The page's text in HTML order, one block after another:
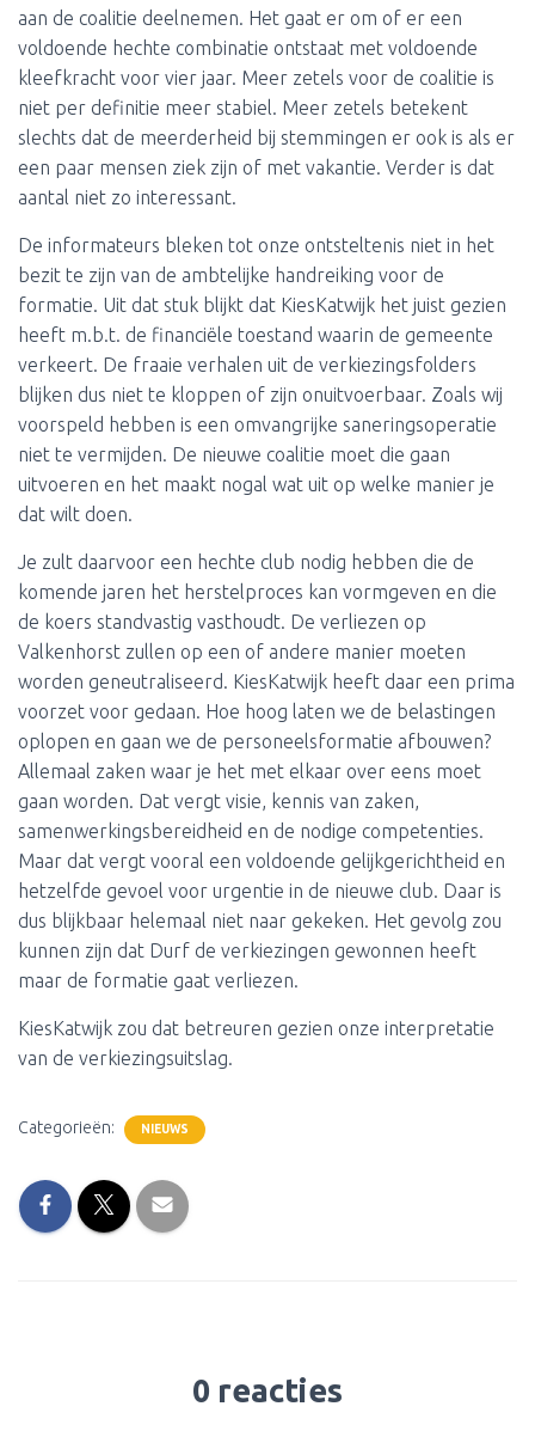
aan de coalitie deelnemen. Het gaat er om of er een
voldoende hechte combinatie ontstaat met voldoende
kleefkracht voor vier jaar. Meer zetels voor de coalitie is
niet per definitie meer stabiel. Meer zetels betekent
slechts dat de meerderheid bij stemmingen er ook is als er
een paar mensen ziek zijn of met vakantie. Verder is dat
aantal niet zo interessant.
De informateurs bleken tot onze ontsteltenis niet in het
bezit te zijn van de ambtelijke handreiking voor de
formatie. Uit dat stuk blijkt dat KiesKatwijk het juist gezien
heeft m.b.t. de financiële toestand waarin de gemeente
verkeert. De fraaie verhalen uit de verkiezingsfolders
blijken dus niet te kloppen of zijn onuitvoerbaar. Zoals wij
voorspeld hebben is een omvangrijke saneringsoperatie
niet te vermijden. De nieuwe coalitie moet die gaan
uitvoeren en het maakt nogal wat uit op welke manier je
dat wilt doen.
Je zult daarvoor een hechte club nodig hebben die de
komende jaren het herstelproces kan vormgeven en die
de koers standvastig vasthoudt. De verliezen op
Valkenhorst zullen op een of andere manier moeten
worden geneutraliseerd. KiesKatwijk heeft daar een prima
voorzet voor gedaan. Hoe hoog laten we de belastingen
oplopen en gaan we de personeelsformatie afbouwen?
Allemaal zaken waar je het met elkaar over eens moet
gaan worden. Dat vergt visie, kennis van zaken,
samenwerkingsbereidheid en de nodige competenties.
Maar dat vergt vooral een voldoende gelijkgerichtheid en
hetzelfde gevoel voor urgentie in de nieuwe club. Daar is
dus blijkbaar helemaal niet naar gekeken. Het gevolg zou
kunnen zijn dat Durf de verkiezingen gewonnen heeft
maar de formatie gaat verliezen.
KiesKatwijk zou dat betreuren gezien onze interpretatie
van de verkiezingsuitslag.
Categorieën: NIEUWS
0 reacties